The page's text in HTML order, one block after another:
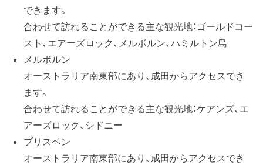
できます。
合わせて訪れることができる主な観光地：ゴールドコー
スト、エアーズロック、メルボルン、ハミルトン島
メルボルン
オーストラリア南東部にあり、成田からアクセスでき
ます。
合わせて訪れることができる主な観光地：ケアンズ、エ
アーズロック、シドニー
ブリスベン
オーストラリア南東部にあり、成田からアクセスでき